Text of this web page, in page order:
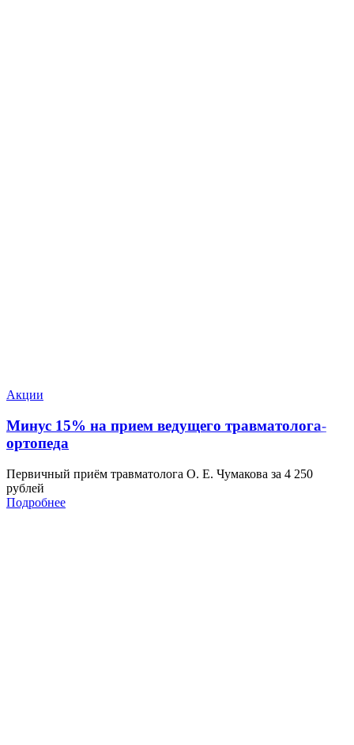
Акции
Минус 15% на прием ведущего травматолога-
ортопеда
Первичный приём травматолога О. Е. Чумакова за 4 250
рублей
Подробнее